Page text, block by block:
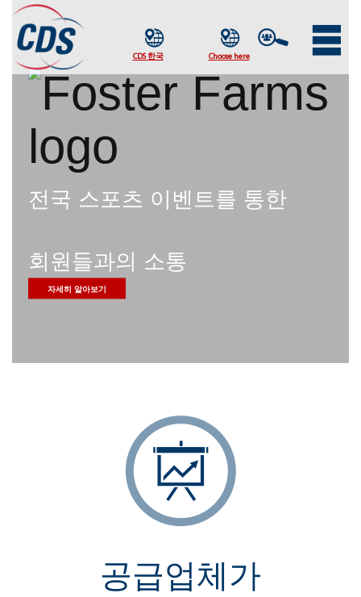
전국 스포츠 이벤트를 통한
회원들과의 소통
자세히 알아보기
공급업체가